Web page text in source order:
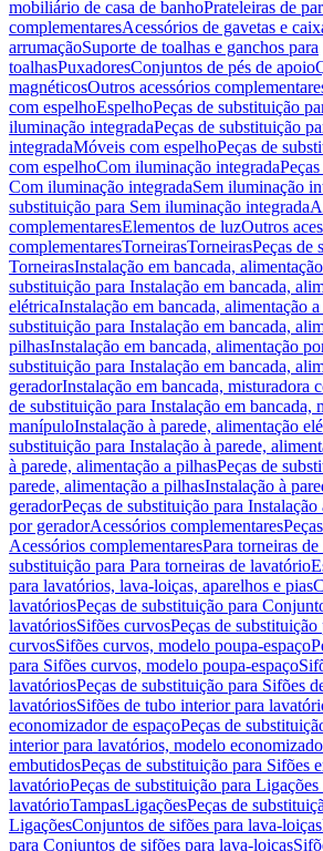
mobiliário de casa de banhoPrateleiras de
complementaresAcessórios de gavetas e
arrumaçãoSuporte de toalhas e ganchos para
toalhasPuxadoresConjuntos de pés de apoio
magnéticosOutros acessórios
com espelhoEspelhoPeças de substituição
iluminação integradaPeças de substituição
integradaMóveis com espelhoPeças de
com espelhoCom iluminação integrada
Com iluminação integradaSem iluminação
substituição para Sem iluminação integrada
complementaresElementos de luzOutros
complementaresTorneirasTorneirasPeças de
TorneirasInstalação em bancada,
substituição para Instalação em bancada,
elétricaInstalação em bancada, alimentação
substituição para Instalação em bancada,
pilhasInstalação em bancada, alimentação
substituição para Instalação em bancada,
geradorInstalação em bancada, misturadora
de substituição para Instalação em bancada,
manípuloInstalação à parede, alimentação
substituição para Instalação à parede,
à parede, alimentação a pilhasPeças de
parede, alimentação a pilhasInstalação à
geradorPeças de substituição para
por geradorAcessórios complementares
Acessórios complementaresPara torneiras
substituição para Para torneiras de lavatório
para lavatórios, lava-loiças, aparelhos e pias
lavatóriosPeças de substituição para
lavatóriosSifões curvosPeças de substituição
curvosSifões curvos, modelo poupa-espaço
para Sifões curvos, modelo poupa-espaço
lavatóriosPeças de substituição para Sifões
lavatóriosSifões de tubo interior para
economizador de espaçoPeças de
interior para lavatórios, modelo
embutidosPeças de substituição para Sifões
lavatórioPeças de substituição para Ligações
lavatórioTampasLigaçõesPeças de
LigaçõesConjuntos de sifões para lava-loiças
para Conjuntos de sifões para lava-loiças